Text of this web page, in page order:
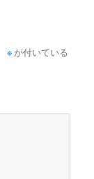
※ が付いている